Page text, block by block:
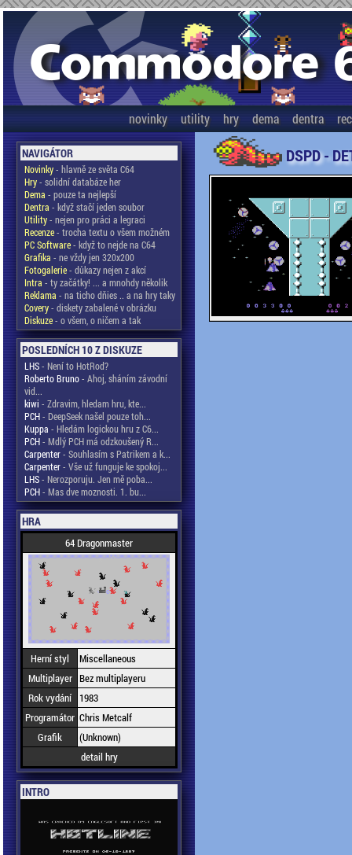
novinky utility hry dema dentra
NAVIGÁTOR
Novinky- hlavně ze světa C64
Hry- solidní databáze her
Dema - pouze ta nejlepší
Dentra - když stačí jeden soubor
Utility- nejen pro práci a legraci
Recenze- trocha textu o všem možném
PC Software- když to nejde na C64
Grafika - ne vždy jen 320x200
Fotogalerie- důkazy nejen z akcí
Intra - ty začátky! ... a mnohdy několik
Reklama - na ticho dňies .. a na hry taky
Covery- diskety zabalené v obrázku
Diskuze- o všem, o ničem a tak
POSLEDNÍCH 10 Z DISKUZE
LHS- Není to HotRod?
Roberto Bruno- Ahoj, sháním závodní
vid...
kiwi - Zdravim, hledam hru, kte...
PCH- DeepSeek našel pouze toh...
Kuppa - Hledám logickou hru z C6...
PCH- Mdlý PCH má odzkoušený R...
Carpenter- Souhlasím s Patrikem a k...
Carpenter- Vše už funguje ke spokoj...
LHS- Nerozporuju. Jen mě poba...
PCH- Mas dve moznosti. 1. bu...
HRA
64 Dragonmaster
Herní styl
Miscellaneous
Multiplayer Bez multiplayeru
Rok vydání
1983
Programátor Chris Metcalf
Grafik
(Unknown)
detail hry
INTRO
DSPD -